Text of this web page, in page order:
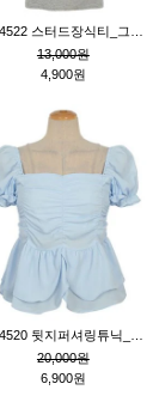
13,000원
4,900원
20,000원
6,900원